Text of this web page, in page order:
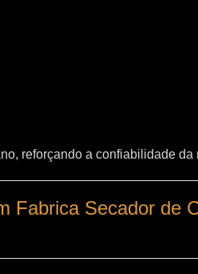
reforçando a confiabilidade da
Fabrica Secador de